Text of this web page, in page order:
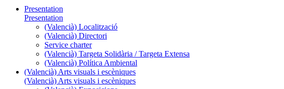
Presentation
Presentation
(Valencià) Localització
(Valencià) Directori
Service charter
(Valencià) Targeta Solidària / Targeta Extensa
(Valencià) Política Ambiental
(Valencià) Arts visuals i escèniques
(Valencià) Arts visuals i escèniques